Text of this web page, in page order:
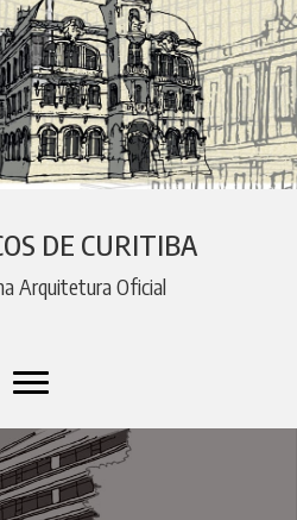
DE CURITIBA
Arquitetura Oficial